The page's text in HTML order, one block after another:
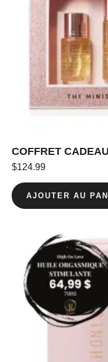
COFFRET
$124.99
AJOUTER AU